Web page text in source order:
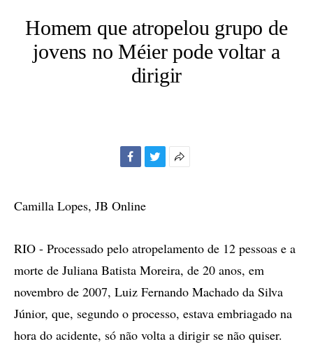
Homem que atropelou grupo de
jovens no Méier pode voltar a
dirigir
Camilla Lopes, JB Online
RIO - Processado pelo atropelamento de 12 pessoas e a
morte de Juliana Batista Moreira, de 20 anos, em
novembro de 2007, Luiz Fernando Machado da Silva
Júnior, que, segundo o processo, estava embriagado na
hora do acidente, só não volta a dirigir se não quiser.